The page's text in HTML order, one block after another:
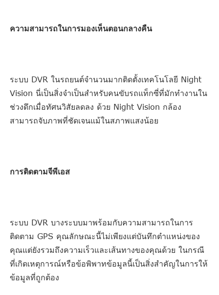
ความสามารถในการมองเห็นตอนกลางคืน
ระบบ DVR ในรถยนต์จำนวนมากติดตั้งเทคโนโลยี Night
Vision นี่เป็นสิ่งจำเป็นสำหรับคนขับรถแท็กซี่ที่มักทำงานใน
ช่วงดึกเมื่อทัศนวิสัยลดลง ด้วย Night Vision กล้อง
สามารถจับภาพที่ชัดเจนแม้ในสภาพแสงน้อย
การติดตามจีพีเอส
ระบบ DVR บางระบบมาพร้อมกับความสามารถในการ
ติดตาม GPS คุณลักษณะนี้ไม่เพียงแต่บันทึกตำแหน่งของ
คุณแต่ยังรวมถึงความเร็วและเส้นทางของคุณด้วย ในกรณี
ที่เกิดเหตุการณ์หรือข้อพิพาทข้อมูลนี้เป็นสิ่งสำคัญในการให้
ข้อมูลที่ถูกต้อง